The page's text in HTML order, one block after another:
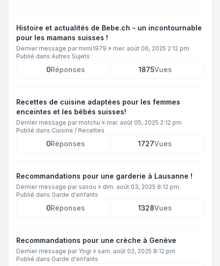
Histoire et actualités de Bebe.ch - un incontournable
pour les mamans suisses !
Dernier message par mimi1979 » mer. août 06, 2025 2:12 pm
Publié dans Autres Sujets
0Réponses 1875Vues
Recettes de cuisine adaptées pour les femmes
enceintes et les bébés suisses!
Dernier message par motchu » mar. août 05, 2025 2:12 pm
Publié dans Cuisine / Recettes
0Réponses 1727Vues
Recommandations pour une garderie à Lausanne !
Dernier message par sasou » dim. août 03, 2025 8:12 pm
Publié dans Garde d'enfants
0Réponses 1328Vues
Recommandations pour une crèche à Genève
Dernier message par Yogi » sam. août 02, 2025 8:12 pm
Publié dans Garde d'enfants